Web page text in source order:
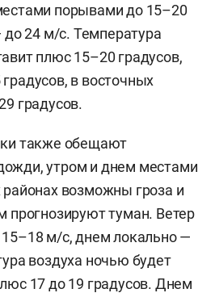
порывами до 15–20
24 м/с. Температура
плюс 15–20 градусов,
в восточных
градусов.
также обещают
утром и днем местами
возможны гроза и
прогнозируют туман. Ветер
м/с, днем локально —
воздуха ночью будет
17 до 19 градусов. Днем